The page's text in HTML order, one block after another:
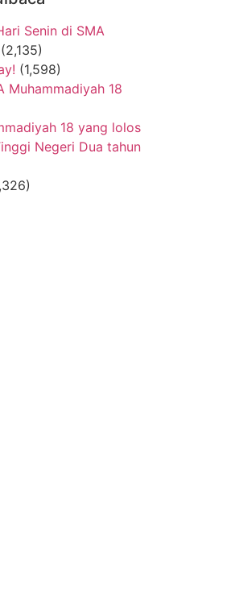
Senin di SMA
(2,135)
(1,598)
Muhammadiyah 18
18 yang lolos
Negeri Dua tahun